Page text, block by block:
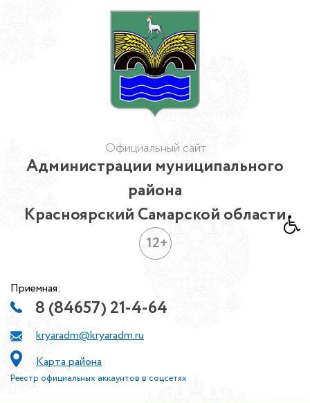
Официальный сайт
Администрации муниципального
района
Красноярский Самарской области
12+
Приемная:
8 (84657) 21-4-64
kryaradm@kryaradm.ru
Карта района
Реестр официальных аккаунтов в соцсетях